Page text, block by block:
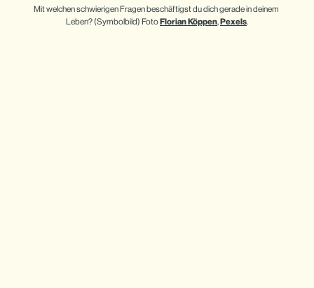
Mit welchen schwierigen Fragen beschäftigst du dich gerade in deinem
Leben? (Symbolbild) Foto Florian Köppen, Pexels.